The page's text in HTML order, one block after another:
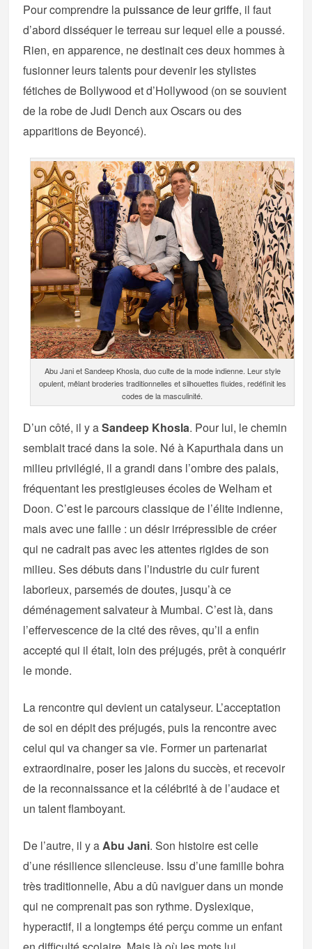
Pour comprendre lapuissance de leur griffe, il faut
d’abord disséquer le terreau sur lequel elle a poussé.
Rien, en apparence, ne destinait ces deux hommes à
fusionner leurs talents pour devenir les stylistes
fétiches de Bollywood et d’Hollywood (on se souvient
de la robe de Judi Dench aux Oscars ou des
apparitions de Beyoncé).
Abu Jani et Sandeep Khosla, duo culte de la mode indienne. Leur style
opulent, mêlant broderies traditionnelles et silhouettes fluides, redéfinit les
codes de la masculinité.
D’un côté, il y aSandeep Khosla. Pour lui, le chemin
semblait tracé dans la soie. Né à Kapurthala dans un
milieu privilégié, il a grandi dans l’ombre des palais,
fréquentant les prestigieuses écoles de Welham et
Doon. C’est le parcours classique de l’élite indienne,
mais avec une faille : un désir irrépressible de créer
qui ne cadrait pas avec les attentes rigides de son
milieu. Ses débuts dans l’industrie du cuir furent
laborieux, parsemés de doutes, jusqu’à ce
déménagement salvateur à Mumbai. C’est là, dans
l’effervescence de la cité des rêves, qu’il a enfin
accepté qui il était, loin des préjugés, prêt à conquérir
le monde.
La rencontre qui devient un catalyseur. L’acceptation
de soi en dépit des préjugés, puis la rencontre avec
celui qui va changer sa vie. Former un partenariat
extraordinaire, poser les jalons du succès, et recevoir
de la reconnaissance et la célébrité à de l’audace et
un talent flamboyant.
De l’autre, il y aAbu Jani. Son histoire est celle
d’une résilience silencieuse. Issu d’une famille bohra
très traditionnelle, Abu a dû naviguer dans un monde
qui ne comprenait pas son rythme. Dyslexique,
hyperactif, il a longtemps été perçu comme un enfant